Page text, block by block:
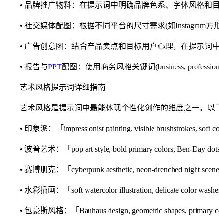
• 品牌推广物料：在提示词中明确品牌色系、字体风格和
• 社交媒体配图：根据不同平台的尺寸需求(如Instagram方
• 广告创意图：结合产品卖点和目标用户心理，在提示词
• 报告与PPT配图：使用商务风格关键词(business,
艺术风格提示词详细指南
艺术风格是提示词中最能体现个性化创作的维度之一。以
• 印象派：「impressionist painting, visible brushstrokes, soft
• 波普艺术：「pop art style, bold primary colors, Ben-Day
• 赛博朋克：「cyberpunk aesthetic, neon-drenched night
• 水彩插画：「soft watercolor illustration, delicate color
• 包豪斯风格：「Bauhaus design, geometric shapes, primary